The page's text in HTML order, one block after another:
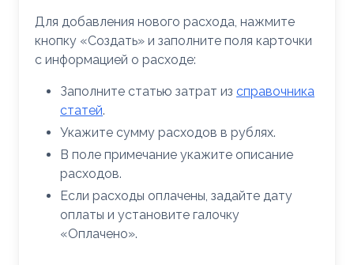
Для добавления нового расхода, нажмите
кнопку «Создать» и заполните поля карточки
с информацией о расходе:
Заполните статью затрат из справочника
статей.
Укажите сумму расходов в рублях.
В поле примечание укажите описание
расходов.
Если расходы оплачены, задайте дату
оплаты и установите галочку
«Оплачено».